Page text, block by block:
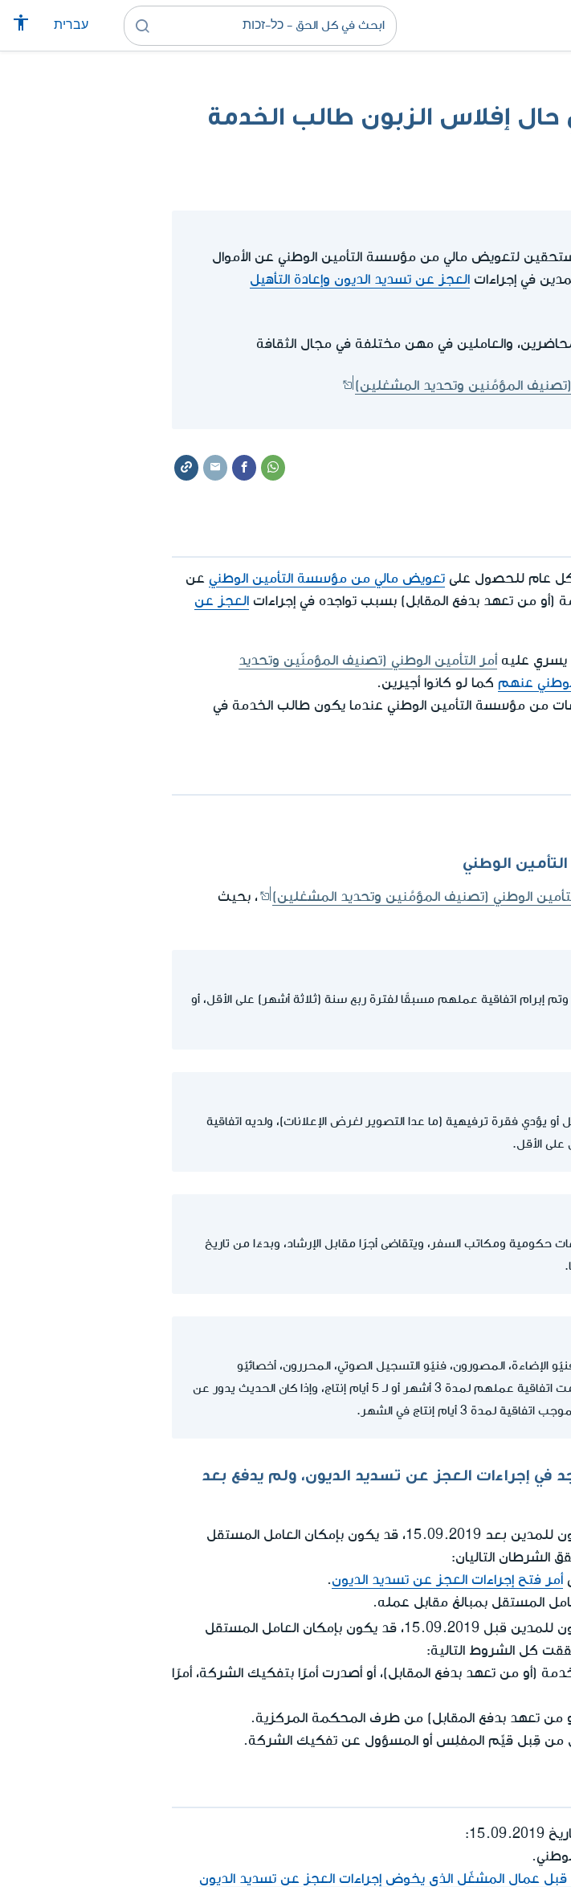
עברית
إفلاس الزبون طالب الخدمة
لتعويض مالي من مؤسسة التأمين الوطني عن الأموال
في إجراءات العجز عن تسديد الديون وإعادة التأهيل
والعاملين في مهن مختلفة في مجال الثقافة
(تصنيف المؤمَّنين وتحديد المشغلين)
عام للحصول على تعويض مالي من مؤسسة التأمين الوطني عن
من تعهد بدفع المقابل) بسبب تواجده في إجراءات العجز عن
يسري عليهأمر التأمين الوطني (تصنيف المؤمنّين وتحديد
عنهم كما لو كانوا أجيرين.
من مؤسسة التأمين الوطني عندما يكون طالب الخدمة في
الوطني (تصنيف المؤمَّنين وتحديد المشغلين)
، بحيث
إبرام اتفاقية عملهم مسبقًا لفترة ربع سنة (ثلاثة أشهر) على الأقل، أو
فقرة ترفيهية (ما عدا التصوير لغرض الإعلانات)، ولديه اتفاقية
ومكاتب السفر، ويتقاضى أجرًا مقابل الإرشاد، وبدءًا من تاريخ
مجال الثقافة: فنيّو الإضاءة، المصورون، فنيّو التسجيل الصوتي، المحررون، أخصائيّو
الملابس، أخصائيّو الماكياج ومساعدو الإنتاج، الذين أبرِمت اتفاقية عملهم لمدة 3 أشهر أو لـ 5 أيام إنتاج، وإذا كان الحديث يدور عن
3 أيام إنتاج في الشهر.
في إجراءات العجز عن تسديد الديون، ولم يدفع بعد
للمدين بعد
15.09.2019، قد يكون بإمكان العامل المستقل
الشرطان التاليان:
أمر فتح إجراءات العجز عن تسديد الديون.
المستقل بمبالغ مقابل عمله.
للمدين قبل
15.09.2019، قد يكون بإمكان العامل المستقل
كل الشروط التالية:
(أو من تعهد بدفع المقابل)، أو أصدرت أمرًا بتفكيك الشركة، أمرًا
تعهد بدفع المقابل) من طرف المحكمة المركزية.
من قِبل قيِّم المفلِس أو المسؤول عن تفكيك الشركة.
عمال المشغّل الذي يخوض إجراءات العجز عن تسديد الديون